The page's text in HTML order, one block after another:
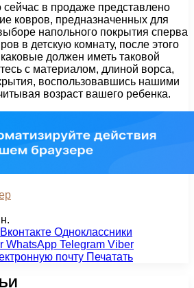
сейчас в продаже представлено
ковров, предназначенных для
напольного покрытия сперва
в детскую комнату, после этого
должен иметь таковой
с материалом, длиной ворса,
воспользовавшись нашими
возраст вашего ребенка.
Вконтакте Одноклассники
WhatsApp Telegram Viber
почту Печатать